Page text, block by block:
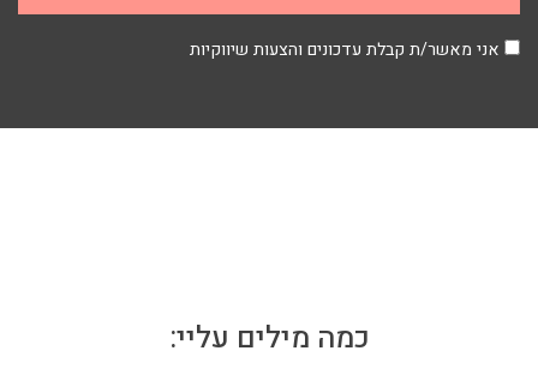
אני מאשר/ת קבלת עדכונים והצעות שיווקיות
כמה מילים עליי: